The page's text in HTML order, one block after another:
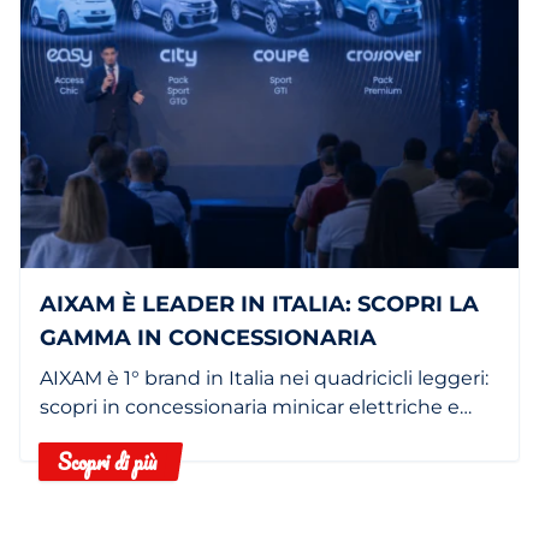
AIXAM È LEADER IN ITALIA: SCOPRI LA
GAMMA IN CONCESSIONARIA
AIXAM è 1° brand in Italia nei quadricicli leggeri:
scopri in concessionaria minicar elettriche e
Scopri di più